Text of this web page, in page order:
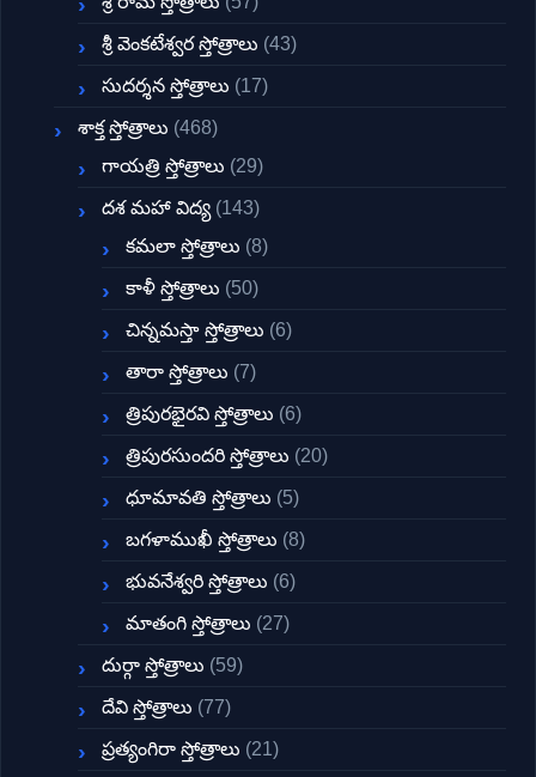
శ్రీ వెంకటేశ్వర స్తోత్రాలు (43)
సుదర్శన స్తోత్రాలు (17)
శాక్త స్తోత్రాలు (468)
గాయత్రి స్తోత్రాలు (29)
దశ మహా విద్య (143)
కమలా స్తోత్రాలు (8)
కాళీ స్తోత్రాలు (50)
చిన్నమస్తా స్తోత్రాలు (6)
తారా స్తోత్రాలు (7)
త్రిపురభైరవి స్తోత్రాలు (6)
త్రిపురసుందరి స్తోత్రాలు (20)
ధూమావతి స్తోత్రాలు (5)
బగళాముఖీ స్తోత్రాలు (8)
భువనేశ్వరి స్తోత్రాలు (6)
మాతంగి స్తోత్రాలు (27)
దుర్గా స్తోత్రాలు (59)
దేవి స్తోత్రాలు (77)
ప్రత్యంగిరా స్తోత్రాలు (21)